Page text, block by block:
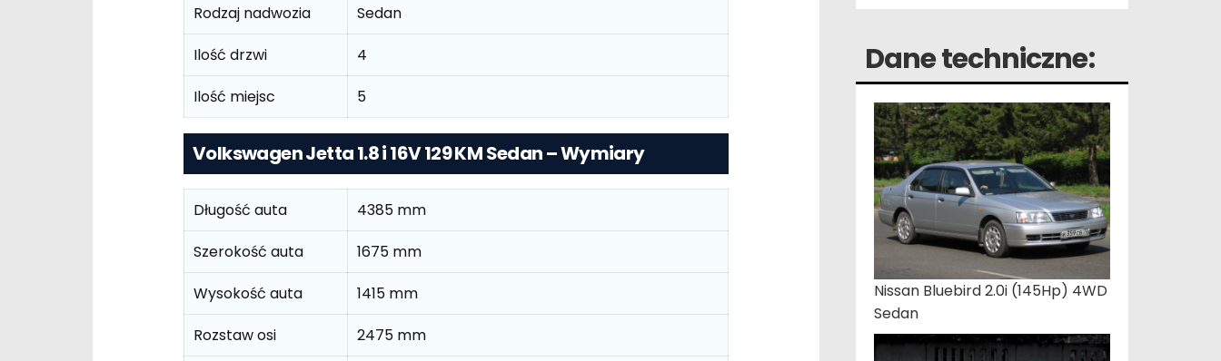
Rodzaj nadwozia
Sedan
Ilość drzwi
4
Ilość miejsc
5
Volkswagen Jetta 1.8 i 16V 129 KM Sedan – Wymiary
Długość auta
4385 mm
Szerokość auta
1675 mm
Wysokość auta
1415 mm
Rozstaw osi
2475 mm
Dane techniczne:
Nissan Bluebird 2.0i (145Hp) 4WD
Sedan